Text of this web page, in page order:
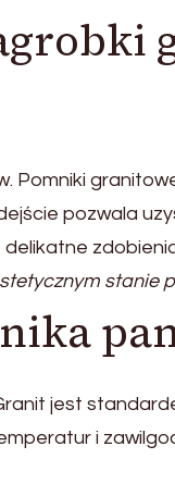
Pomniki
pozwala
stanie
jest
i